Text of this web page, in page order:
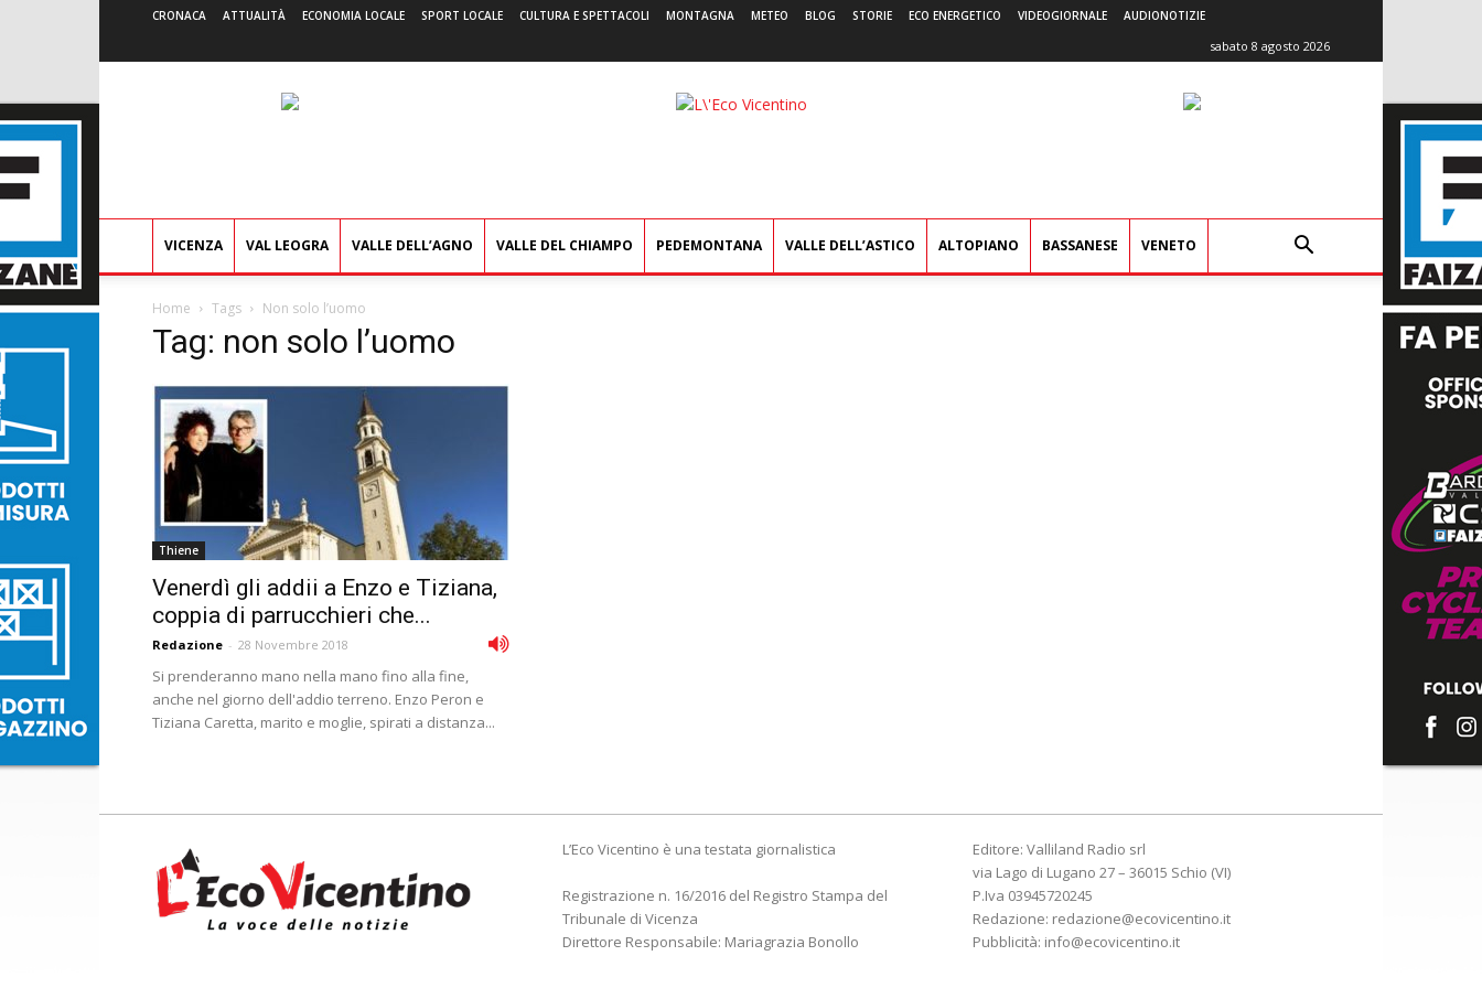
CRONACA ATTUALITÀ ECONOMIA LOCALE SPORT LOCALE CULTURA E SPETTACOLI MONTAGNA METEO BLOG STORIE ECO ENERGETICO VIDEOGIORNALE AUDIONOTIZIE
sabato 8 agosto 2026
L'Eco
VICENZA VAL LEOGRA VALLE DELL’AGNO VALLE DEL CHIAMPO PEDEMONTANA VALLE DELL’ASTICO ALTOPIANO BASSANESE VENETO
Home Tags Non solo l’uomo
Tag: non solo l’uomo
Thiene
Venerdì gli addii a Enzo e Tiziana,
coppia di parrucchieri che...
Redazione - 28 Novembre 2018
Si prenderanno mano nella mano fino alla fine,
anche nel giorno dell'addio terreno. Enzo Peron e
Tiziana Caretta, marito e moglie, spirati a distanza...
L’Eco Vicentino è una testata giornalistica
Registrazione n. 16/2016 del Registro Stampa del
Tribunale di Vicenza
Direttore Responsabile: Mariagrazia Bonollo
Editore: Valliland Radio srl
via Lago di Lugano 27 – 36015 Schio (VI)
P.Iva 03945720245
Redazione: redazione@ecovicentino.it
Pubblicità: info@ecovicentino.it